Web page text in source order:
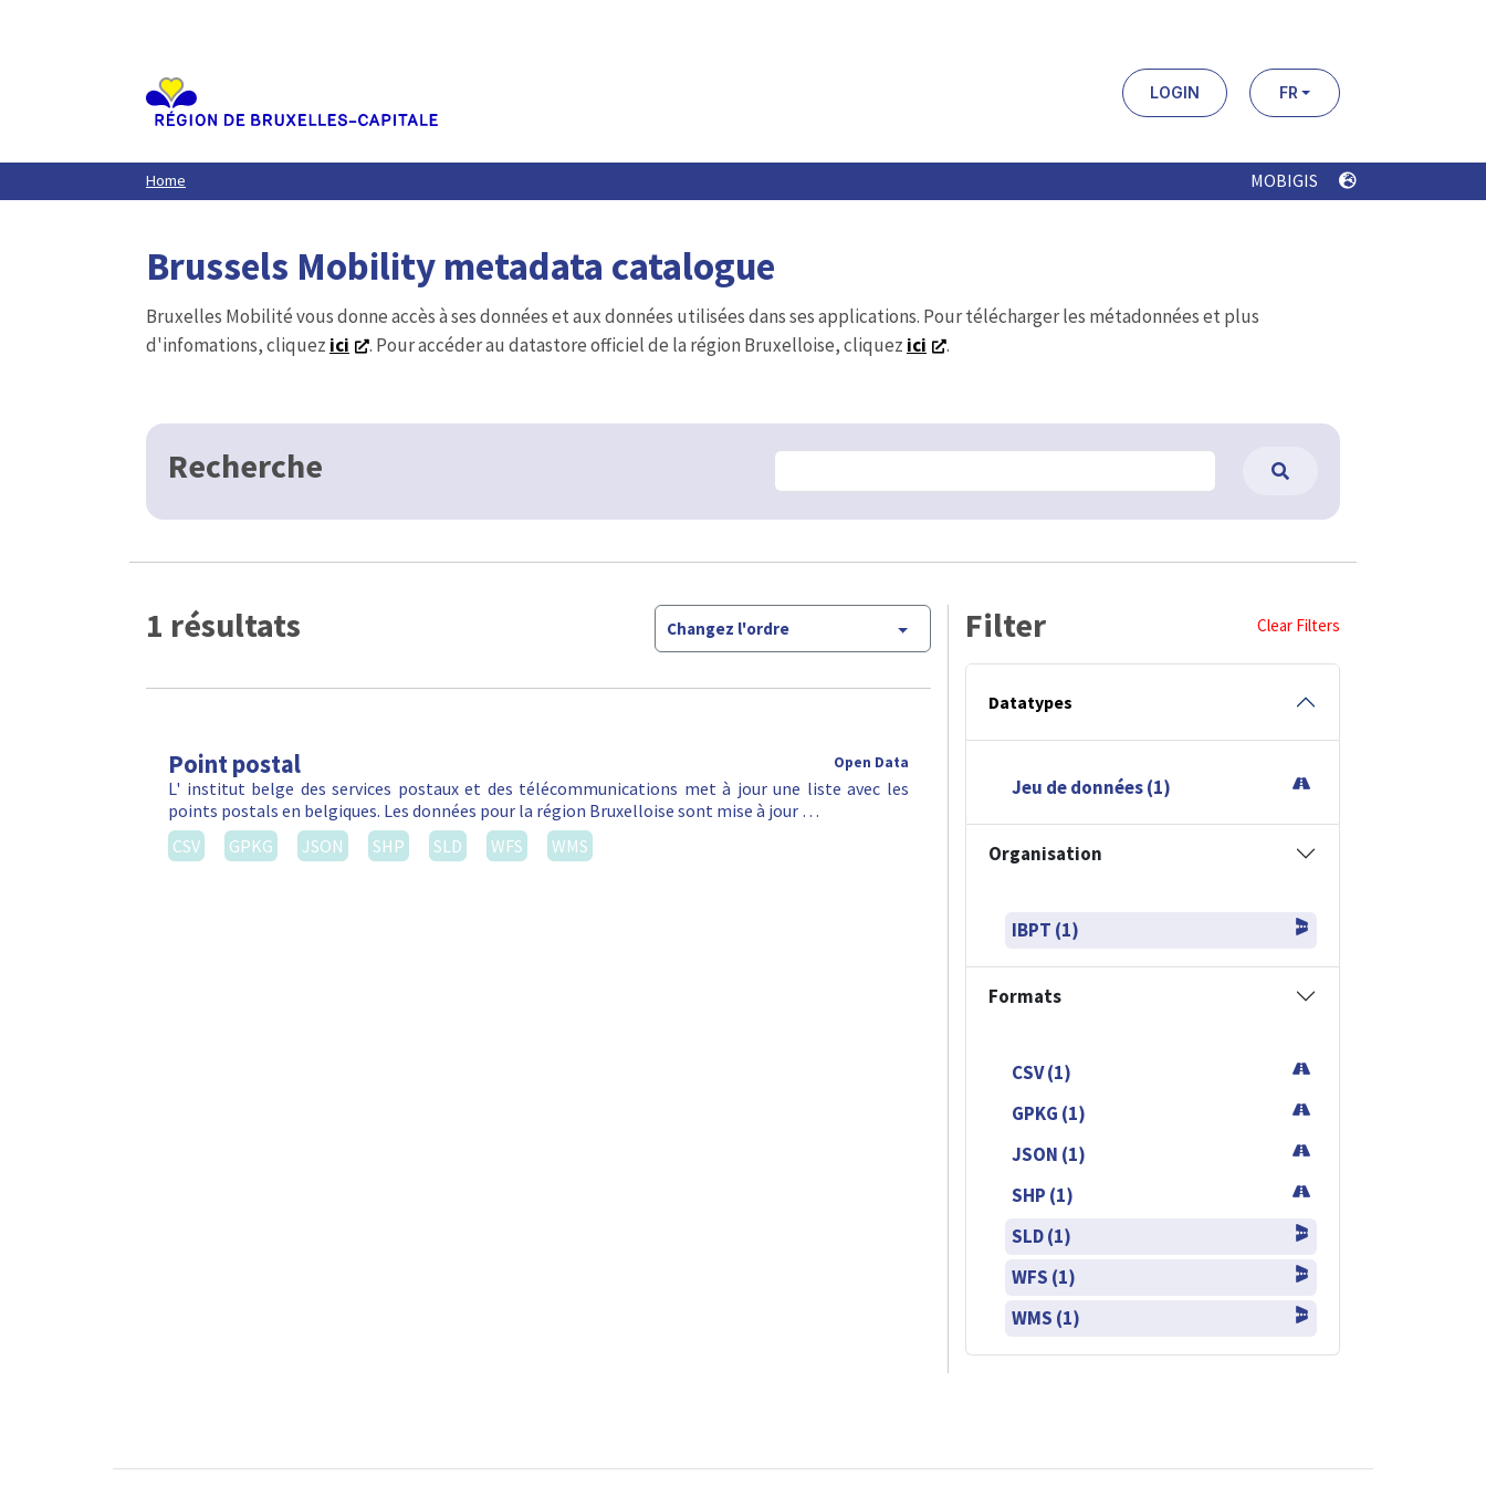
LOGIN FR
Home MOBIGIS
Brussels Mobility metadata catalogue
Bruxelles Mobilité vous donne accès à ses données et aux données utilisées dans ses applications. Pour télécharger les métadonnées et plus
d'infomations, cliquez ici . Pour accéder au datastore officiel de la région Bruxelloise, cliquez ici .
Recherche
1 résultats Changez l'ordre
Point postal Open Data
L' institut belge des services postaux et des télécommunications met à jour une liste avec les
points postals en belgiques. Les données pour la région Bruxelloise sont mise à jour …
CSV
GPKG JSON SHP SLD WFS WMS
Filter Clear Filters
Datatypes
Jeu de données (1)
Organisation
IBPT (1)
Formats
CSV (1)
GPKG (1)
JSON (1)
SHP (1)
SLD (1)
WFS (1)
WMS (1)